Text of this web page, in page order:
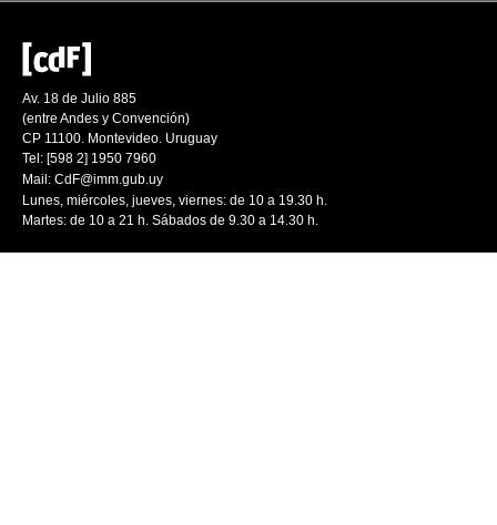
Av. 18 de Julio 885
(entre Andes y Convención)
CP 11100. Montevideo. Uruguay
Tel: [598 2] 1950 7960
Mail: CdF@imm.gub.uy
Lunes, miércoles, jueves, viernes: de 10 a 19.30 h.
Martes: de 10 a 21 h. Sábados de 9.30 a 14.30 h.